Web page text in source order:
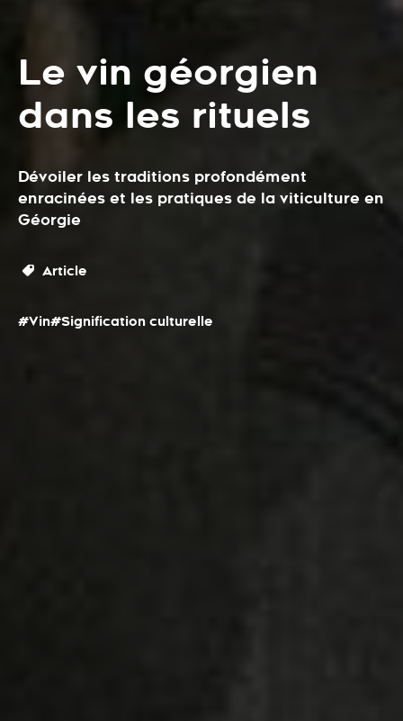
Le vin géorgien
dans les rituels
Dévoiler les traditions profondément
enracinées et les pratiques de la viticulture en
Géorgie
Article
#Vin#Signification culturelle